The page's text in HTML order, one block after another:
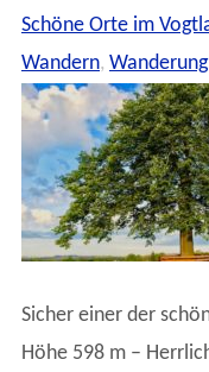
Schöne Orte im
Wandern, Wanderung
Sicher einer der
Höhe 598 m –